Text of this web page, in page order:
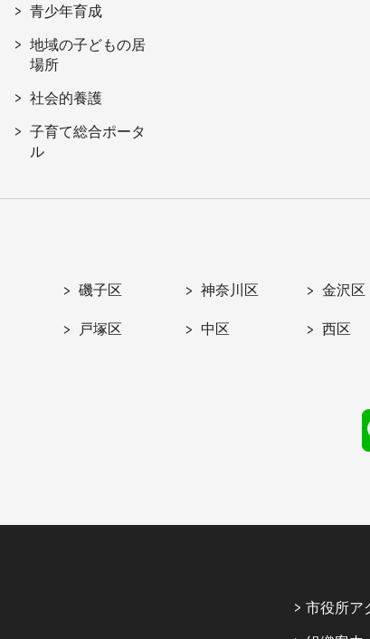
青少年育成
地域の子どもの居
場所
社会的養護
子育て総合ポータ
ル
磯子区 神奈川区 金沢区
戸塚区 中区 西区
市役所ア